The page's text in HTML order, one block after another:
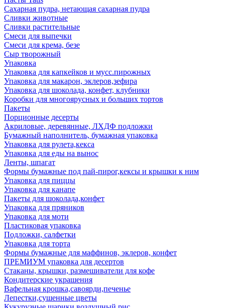
Сахарная пудра, нетающая сахарная пудра
Сливки животные
Сливки растительные
Смеси для выпечки
Смеси для крема, безе
Сыр творожный
Упаковка
Упаковка для капкейков и мусс.пирожных
Упаковка для макарон, эклеров,зефира
Упаковка для шоколада, конфет, клубники
Коробки для многоярусных и больших тортов
Пакеты
Порционные десерты
Акриловые, деревянные, ЛХДФ подложки
Бумажный наполнитель, бумажная упаковка
Упаковка для рулета,кекса
Упаковка для еды на вынос
Ленты, шпагат
Формы бумажные под пай-пирог,кексы и крышки к ним
Упаковка для пиццы
Упаковка для канапе
Пакеты для шоколада,конфет
Упаковка для пряников
Упаковка для моти
Пластиковая упаковка
Подложки, салфетки
Упаковка для торта
Формы бумажные для маффинов, эклеров, конфет
ПРЕМИУМ упаковка для десертов
Стаканы, крышки, размешиватели для кофе
Кондитерские украшения
Вафельная крошка,савоярди,печенье
Лепестки,сушенные цветы